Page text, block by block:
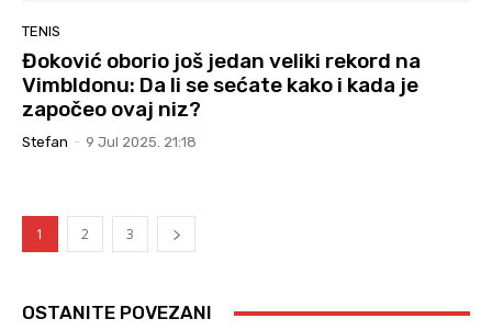
TENIS
Đoković oborio još jedan veliki rekord na
Vimbldonu: Da li se sećate kako i kada je
započeo ovaj niz?
Stefan - 9 Jul 2025. 21:18
1 2 3
OSTANITE POVEZANI